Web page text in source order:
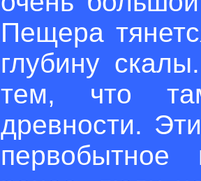
Пещера
глубину
тем, что
древности.